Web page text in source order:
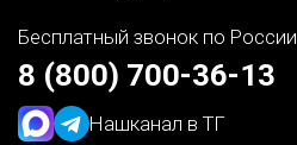
Бесплатный звонок по России
8 (800) 700-36-13
Нашканал в ТГ